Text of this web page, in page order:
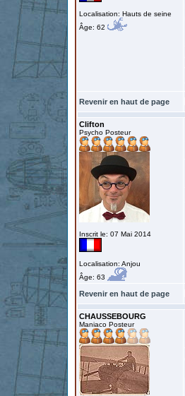
Localisation: Hauts de seine
Âge: 62
Revenir en haut de page
Clifton
Psycho Posteur
Inscrit le: 07 Mai 2014
Localisation: Anjou
Âge: 63
Revenir en haut de page
CHAUSSEBOURG
Maniaco Posteur